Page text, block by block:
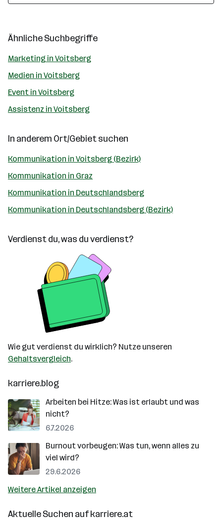
Ähnliche Suchbegriffe
Marketing in Voitsberg
Medien in Voitsberg
Event in Voitsberg
Assistenz in Voitsberg
In anderem Ort/Gebiet suchen
Kommunikation in Voitsberg (Bezirk)
Kommunikation in Graz
Kommunikation in Deutschlandsberg
Kommunikation in Deutschlandsberg (Bezirk)
Verdienst du, was du verdienst?
Wie gut verdienst du wirklich? Nutze unseren
Gehaltsvergleich.
karriere.blog
Arbeiten bei Hitze: Was ist erlaubt und was
nicht?
6.7.2026
Burnout vorbeugen: Was tun, wenn alles zu
viel wird?
29.6.2026
Weitere Artikel anzeigen
Aktuelle Suchen aufkarriere.at